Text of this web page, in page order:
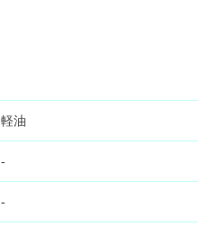
軽油
-
-